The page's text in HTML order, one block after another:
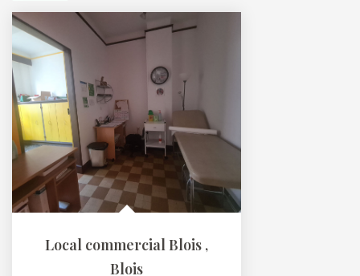
Local commercial Blois ,
Blois